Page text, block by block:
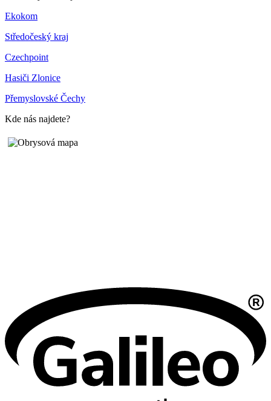
Ekokom
Středočeský kraj
Czechpoint
Hasiči Zlonice
Přemyslovské Čechy
Kde nás najdete?